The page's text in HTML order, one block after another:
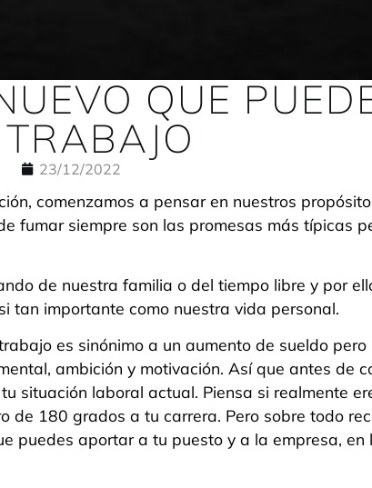
QUE
23/12/2022
comenzamos a pensar en nuestros
fumar siempre son las promesas más típicas
de nuestra familia o del tiempo libre y por
tan importante como nuestra vida personal.
es sinónimo a un aumento de sueldo pero
ambición y motivación. Así que antes de
situación laboral actual. Piensa si realmente
de 180 grados a tu carrera. Pero sobre todo
puedes aportar a tu puesto y a la empresa, en